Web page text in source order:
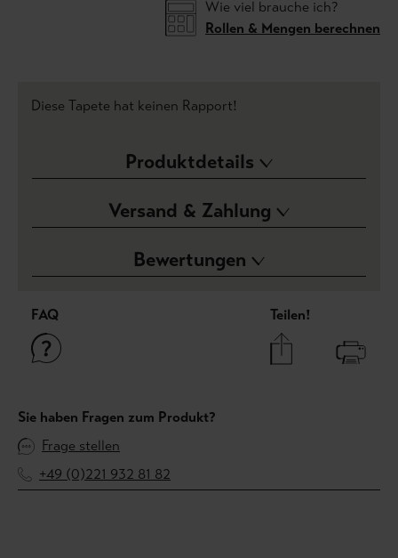
Wie viel brauche ich?
Rollen & Mengen berechnen
Diese Tapete hat keinen Rapport!
Produktdetails
Versand & Zahlung
Bewertungen
FAQ Teilen!
Sie haben Fragen zum Produkt?
Frage stellen
+49 (0)221 932 81 82